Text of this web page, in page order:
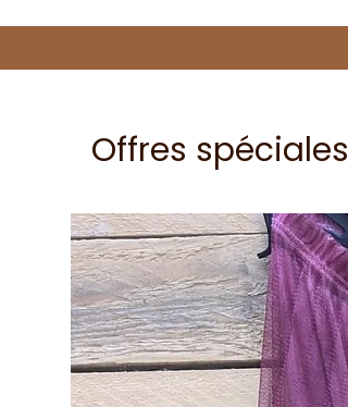
Offres spéciales